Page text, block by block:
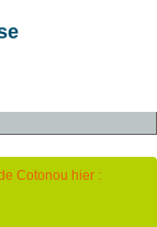
Cotonou hier :